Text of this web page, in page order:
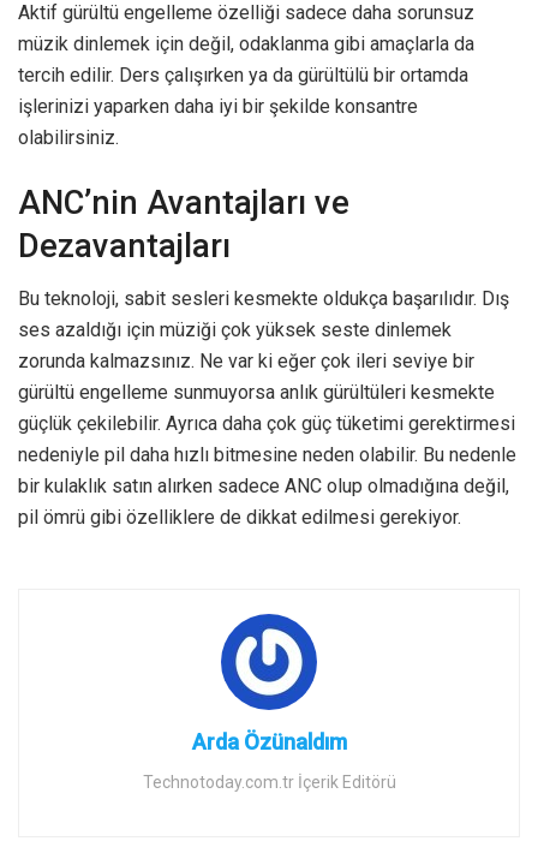
Aktif gürültü engelleme özelliği sadece daha sorunsuz
müzik dinlemek için değil, odaklanma gibi amaçlarla da
tercih edilir. Ders çalışırken ya da gürültülü bir ortamda
işlerinizi yaparken daha iyi bir şekilde konsantre
olabilirsiniz.
ANC’nin Avantajları ve
Dezavantajları
Bu teknoloji, sabit sesleri kesmekte oldukça başarılıdır. Dış
ses azaldığı için müziği çok yüksek seste dinlemek
zorunda kalmazsınız. Ne var ki eğer çok ileri seviye bir
gürültü engelleme sunmuyorsa anlık gürültüleri kesmekte
güçlük çekilebilir. Ayrıca daha çok güç tüketimi gerektirmesi
nedeniyle pil daha hızlı bitmesine neden olabilir. Bu nedenle
bir kulaklık satın alırken sadece ANC olup olmadığına değil,
pil ömrü gibi özelliklere de dikkat edilmesi gerekiyor.
Arda Özünaldım
Technotoday.com.tr İçerik Editörü